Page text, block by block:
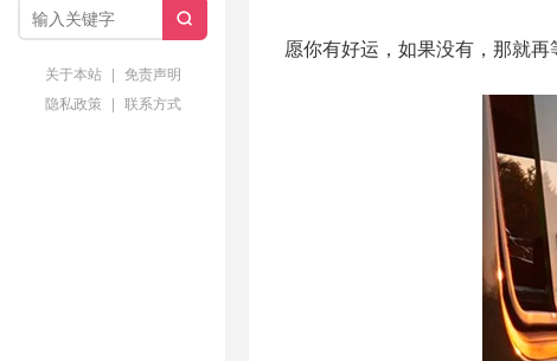

关于本站 | 免责声明
隐私政策 | 联系方式
愿你有好运，如果没有，那就再